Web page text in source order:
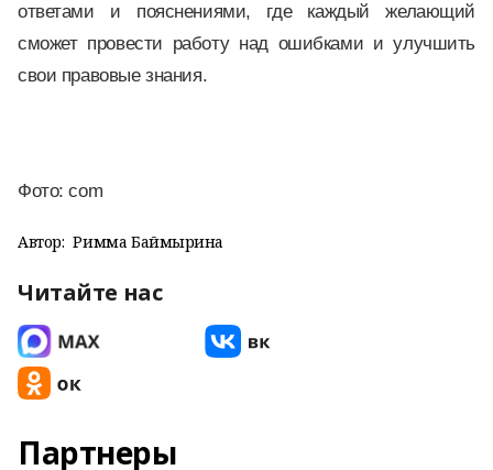
ответами и пояснениями, где каждый желающий
сможет провести работу над ошибками и улучшить
свои правовые знания.
Фото: com
Автор: Римма Баймырҙина
Читайте нас
Партнеры